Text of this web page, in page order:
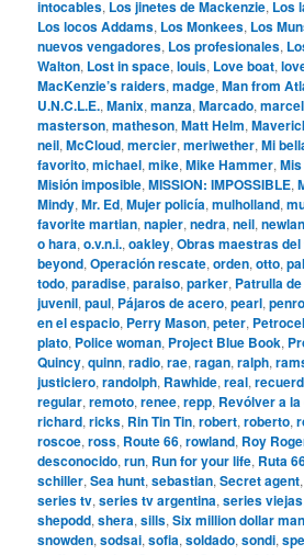
intocables, Los jinetes de Mackenzie, Los
Los locos Addams, Los Monkees, Los
nuevos vengadores, Los profesionales,
Walton, Lost in space,louis, Love boat,
MacKenzie’s raiders,madge,Man from
U.N.C.L.E.,Manix,manza,Marcado,marcel
masterson,matheson,Matt Helm,
neil,McCloud,mercier,meriwether,Mi
favorito,michael,mike,Mike Hammer,
Misión imposible,MISSION: IMPOSSIBLE,
Mindy,Mr. Ed,Mujer policía,mulholland,
favorite martian,napier,nedra,neil,newlan
o hara,o.v.n.i.,oakley,Obras maestras
beyond,Operación rescate,orden,otto,
todo,paradise,paraiso,parker, Patrulla
juvenil,paul, Pájaros de acero,pearl,
en el espacio, Perry Mason,peter,
plato, Police woman, Project Blue Book,
Quincy,quinn,radio,rae,ragan,ralph,
justiciero,randolph, Rawhide,real,
regular,remoto,renee,repp, Revólver a
richard,ricks, Rin Tin Tin,robert,roberto,
roscoe,ross, Route 66,rowland, Roy
desconocido,run, Run for your life, Ruta
schiller,Sea hunt,sebastian,Secret agent
series tv,series tv argentina,series viejas
shepodd,shera,sills,Six million dollar man
snowden,sodsai,sofia,soldado,sondi,